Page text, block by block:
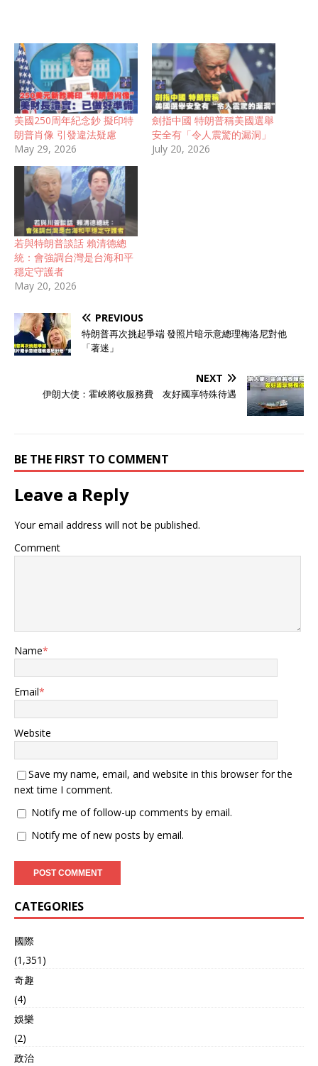
美國250周年紀念鈔 擬印特
朗普肖像 引發違法疑慮
May 29, 2026
劍指中國 特朗普稱美國選舉
安全有「令人震驚的漏洞」
July 20, 2026
若與特朗普談話 賴清德總
統：會強調台灣是台海和平
穩定守護者
May 20, 2026
PREVIOUS
特朗普再次挑起爭端 發照片暗示意總理梅洛尼對他
「著迷」
NEXT
伊朗大使：霍峽將收服務費 友好國享特殊待遇
BE THE FIRST TO COMMENT
Leave a Reply
Your email address will not be published.
Comment
Name*
Email*
Website
Save my name, email, and website in this browser for the
next time I comment.
Notify me of follow-up comments by email.
Notify me of new posts by email.
CATEGORIES
國際
(1,351)
奇趣
(4)
娛樂
(2)
政治